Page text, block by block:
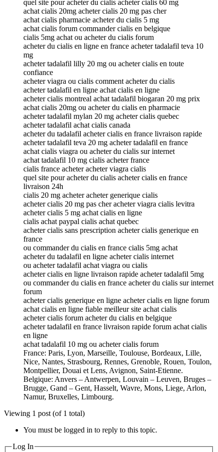
quel site pour acheter du cialis acheter cialis 60 mg
achat cialis 20mg acheter cialis 20 mg pas cher
achat cialis pharmacie acheter du cialis 5 mg
achat cialis forum commander cialis en belgique
cialis 5mg achat ou acheter du cialis forum
acheter du cialis en ligne en france acheter tadalafil teva 10
mg
acheter tadalafil lilly 20 mg ou acheter cialis en toute
confiance
acheter viagra ou cialis comment acheter du cialis
acheter tadalafil en ligne achat cialis en ligne
acheter cialis montreal achat tadalafil biogaran 20 mg prix
achat cialis 20mg ou acheter du cialis en pharmacie
acheter tadalafil mylan 20 mg acheter cialis quebec
acheter tadalafil achat cialis canada
acheter du tadalafil acheter cialis en france livraison rapide
acheter tadalafil teva 20 mg acheter tadalafil en france
achat cialis viagra ou acheter du cialis sur internet
achat tadalafil 10 mg cialis acheter france
cialis france acheter acheter viagra cialis
quel site pour acheter du cialis acheter cialis en france
livraison 24h
cialis 20 mg acheter acheter generique cialis
acheter cialis 20 mg pas cher acheter viagra cialis levitra
acheter cialis 5 mg achat cialis en ligne
cialis achat paypal cialis achat quebec
acheter cialis sans prescription acheter cialis generique en
france
ou commander du cialis en france cialis 5mg achat
acheter du tadalafil en ligne acheter cialis internet
ou acheter tadalafil achat viagra ou cialis
acheter cialis en ligne livraison rapide acheter tadalafil 5mg
ou commander du cialis en france acheter du cialis sur internet
forum
acheter cialis generique en ligne acheter cialis en ligne forum
achat cialis en ligne fiable meilleur site achat cialis
acheter cialis forum acheter du cialis en belgique
acheter tadalafil en france livraison rapide forum achat cialis
en ligne
achat tadalafil 10 mg ou acheter cialis forum
France: Paris, Lyon, Marseille, Toulouse, Bordeaux, Lille,
Nice, Nantes, Strasbourg, Rennes, Grenoble, Rouen, Toulon,
Montpellier, Douai et Lens, Avignon, Saint-Etienne.
Belgique: Anvers – Antwerpen, Louvain – Leuven, Bruges –
Brugge, Gand – Gent, Hasselt, Wavre, Mons, Liege, Arlon,
Namur, Bruxelles, Limbourg.
Viewing 1 post (of 1 total)
You must be logged in to reply to this topic.
Log In